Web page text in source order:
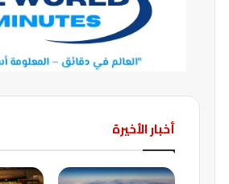
أخبار الأخيرة